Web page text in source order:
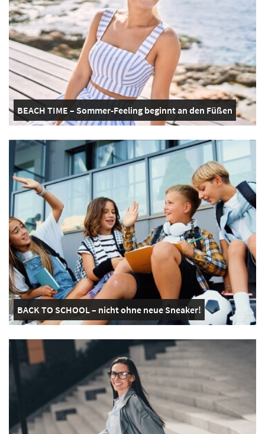
BEACH TIME – Sommer-Feeling beginnt an den Füßen
BACK TO SCHOOL – nicht ohne neue Sneaker!